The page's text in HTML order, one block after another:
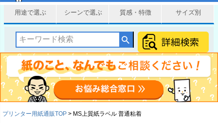
用途で選ぶ シーンで選ぶ 質感・特徴 サイズ別
プリンター用紙通販TOP MS上質紙ラベル 普通粘着